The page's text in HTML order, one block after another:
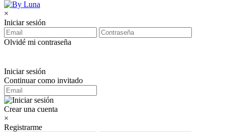
×
Iniciar sesión
Olvidé mi contraseña
Iniciar sesión
Continuar como invitado
Crear una cuenta
×
Registrarme